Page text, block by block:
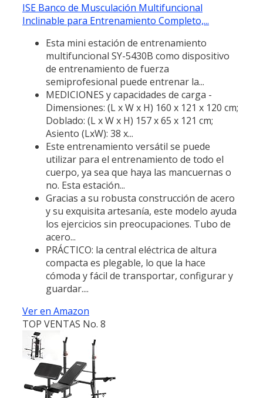
ISE Banco de Musculación Multifuncional
Inclinable para Entrenamiento Completo,...
Esta mini estación de entrenamiento
multifuncional SY-5430B como dispositivo
de entrenamiento de fuerza
semiprofesional puede entrenar la...
MEDICIONES y capacidades de carga -
Dimensiones: (L x W x H) 160 x 121 x 120 cm;
Doblado: (L x W x H) 157 x 65 x 121 cm;
Asiento (LxW): 38 x...
Este entrenamiento versátil se puede
utilizar para el entrenamiento de todo el
cuerpo, ya sea que haya las mancuernas o
no. Esta estación...
Gracias a su robusta construcción de acero
y su exquisita artesanía, este modelo ayuda
los ejercicios sin preocupaciones. Tubo de
acero...
PRÁCTICO: la central eléctrica de altura
compacta es plegable, lo que la hace
cómoda y fácil de transportar, configurar y
guardar....
Ver en Amazon
TOP VENTAS No. 8